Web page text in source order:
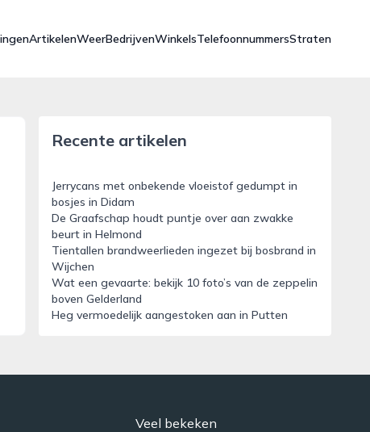
ArtikelenWeerBedrijvenWinkelsTelefoonnummersStraten
Recente artikelen
Jerrycans met onbekende vloeistof gedumpt in
bosjes in Didam
De Graafschap houdt puntje over aan zwakke
beurt in Helmond
Tientallen brandweerlieden ingezet bij bosbrand in
Wijchen
Wat een gevaarte: bekijk 10 foto’s van de zeppelin
boven Gelderland
Heg vermoedelijk aangestoken aan in Putten
Veel bekeken